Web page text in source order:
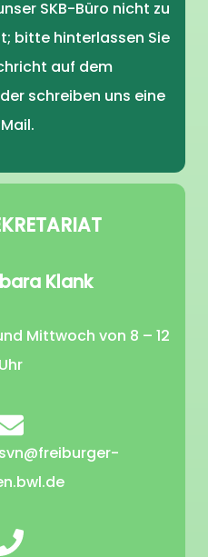
SKB-Büro nicht zu
bitte hinterlassen Sie
auf dem
schreiben uns eine
Klank
Mittwoch von 8 – 12
Uhr